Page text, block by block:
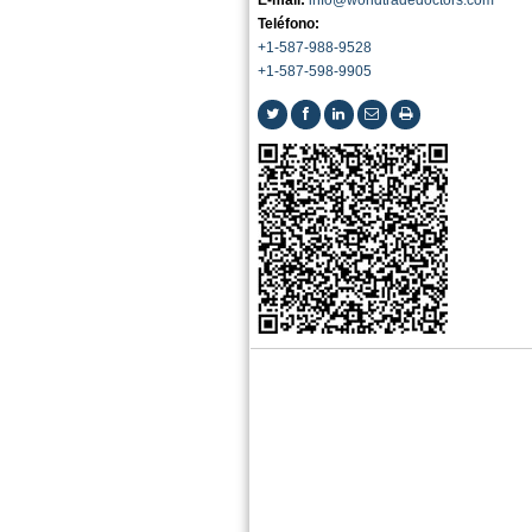
Teléfono:
+1-587-988-9528
+1-587-598-9905